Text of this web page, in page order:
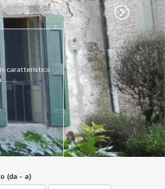
circa 370mq
(da - a)